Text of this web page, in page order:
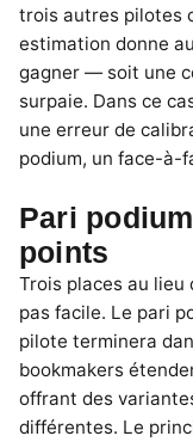
trois autres pilotes
estimation donne
gagner — soit une
surpaie. Dans ce
une erreur de
podium, un face-à-
Pari
points
Trois places au lieu
pas facile. Le pari
pilote terminera
bookmakers
offrant des
différentes. Le